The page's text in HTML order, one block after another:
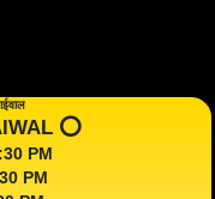
⭕️
PM
PM